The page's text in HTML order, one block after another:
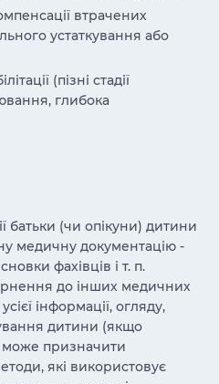
втрачених
устаткування або
(пізні стадії
глибока
батьки (чи опікуни) дитини
медичну документацію -
фахівців і т. п.
до інших медичних
інформації, огляду,
дитини (якщо
може призначити
які використовує